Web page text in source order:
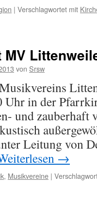
| Verschlagwortet mit
von Srsw
Uhr in der
und zauberhaft
Leitung von
→
, Musikvereine |